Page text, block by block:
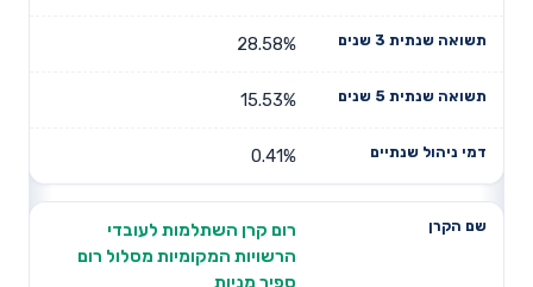
28.58%
15.53%
0.41%
רום קרן השתלמות לעובדי
הרשויות המקומיות מסלול רום
ספיר מניות